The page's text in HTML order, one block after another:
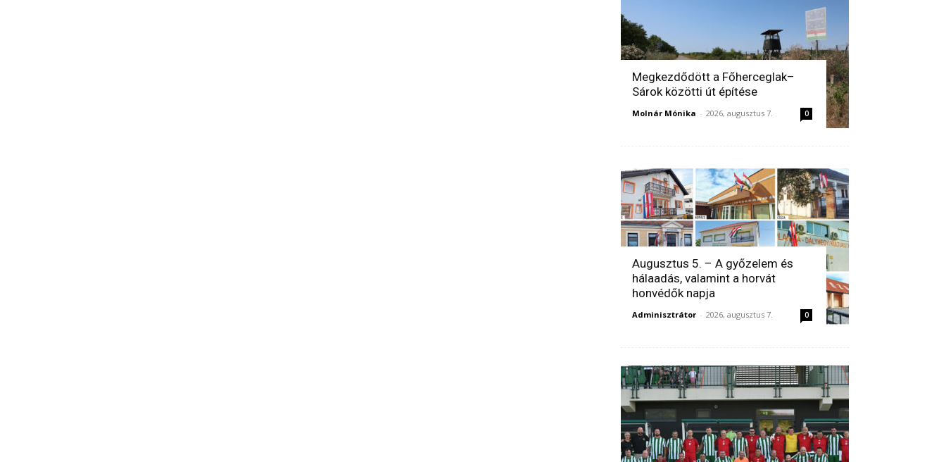
Megkezdődött a Főherceglak–
Sárok közötti út építése
Molnár Mónika - 2026, augusztus 7. 0
Augusztus 5. – A győzelem és
hálaadás, valamint a horvát
honvédők napja
Adminisztrátor - 2026, augusztus 7. 0